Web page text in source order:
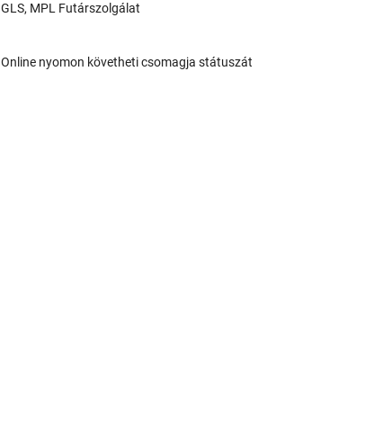
GLS, MPL Futárszolgálat
Online nyomon követheti csomagja státuszát